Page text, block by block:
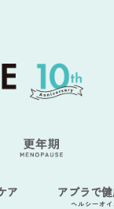
ア アブラで
ヘルシーオイ